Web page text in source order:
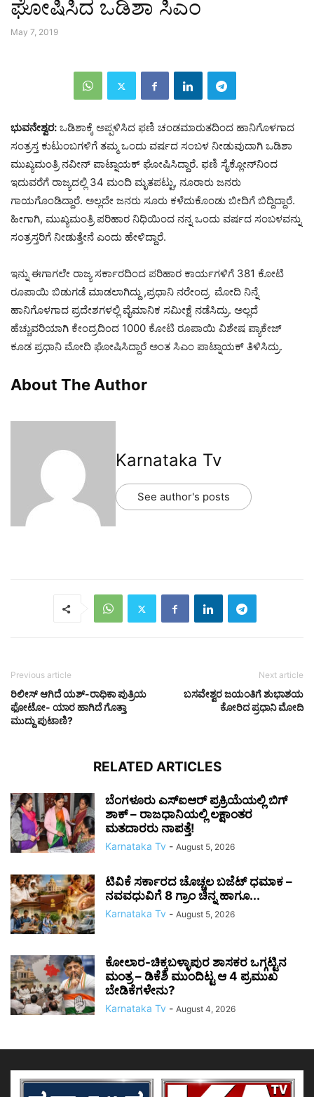
ಘೋಷಿಸಿದ ಒಡಿಶಾ ಸಿಎಂ
May 7, 2019
ಭುವನೇಶ್ವರ: ಒಡಿಶಾಕ್ಕೆ ಅಪ್ಪಳಿಸಿದ ಫಣಿ ಚಂಡಮಾರುತದಿಂದ ಹಾನಿಗೊಳಗಾದ
ಸಂತ್ರಸ್ತ ಕುಟುಂಬಗಳಿಗೆ ತಮ್ಮ ಒಂದು ವರ್ಷದ ಸಂಬಳ ನೀಡುವುದಾಗಿ ಒಡಿಶಾ
ಮುಖ್ಯಮಂತ್ರಿ ನವೀನ್ ಪಾಟ್ನಾಯಕ್ ಘೋಷಿಸಿದ್ದಾರೆ. ಫಣಿ ಸೈಕ್ಲೋನ್​ನಿಂದ
ಇದುವರೆಗೆ ರಾಜ್ಯದಲ್ಲಿ 34 ಮಂದಿ ಮೃತಪಟ್ಟು, ನೂರಾರು ಜನರು
ಗಾಯಗೊಂಡಿದ್ದಾರೆ. ಅಲ್ಲದೇ ಜನರು ಸೂರು ಕಳೆದುಕೊಂಡು ಬೀದಿಗೆ ಬಿದ್ದಿದ್ದಾರೆ.
ಹೀಗಾಗಿ, ಮುಖ್ಯಮಂತ್ರಿ ಪರಿಹಾರ ನಿಧಿಯಿಂದ ನನ್ನ ಒಂದು ವರ್ಷದ ಸಂಬಳವನ್ನು
ಸಂತ್ರಸ್ತರಿಗೆ ನೀಡುತ್ತೇನೆ ಎಂದು ಹೇಳಿದ್ದಾರೆ.
ಇನ್ನು ಈಗಾಗಲೇ ರಾಜ್ಯ ಸರ್ಕಾರದಿಂದ ಪರಿಹಾರ ಕಾರ್ಯಗಳಿಗೆ 381 ಕೋಟಿ
ರೂಪಾಯಿ ಬಿಡುಗಡೆ ಮಾಡಲಾಗಿದ್ದು ,ಪ್ರಧಾನಿ ನರೇಂದ್ರ ಮೋದಿ ನಿನ್ನೆ
ಹಾನಿಗೊಳಗಾದ ಪ್ರದೇಶಗಳಲ್ಲಿ ವೈಮಾನಿಕ ಸಮೀಕ್ಷೆ ನಡೆಸಿದ್ರು. ಅಲ್ಲದೆ
ಹೆಚ್ಚುವರಿಯಾಗಿ ಕೇಂದ್ರದಿಂದ 1000 ಕೋಟಿ ರೂಪಾಯಿ ವಿಶೇಷ ಪ್ಯಾಕೇಜ್​
ಕೂಡ ಪ್ರಧಾನಿ ಮೋದಿ ಘೋಷಿಸಿದ್ದಾರೆ ಅಂತ ಸಿಎಂ ಪಾಟ್ನಾಯಕ್ ತಿಳಿಸಿದ್ರು.
About The Author
Karnataka Tv
See author's posts
Previous article
ರಿಲೀಸ್ ಆಗಿದೆ ಯಶ್-ರಾಧಿಕಾ ಪುತ್ರಿಯ
ಫೋಟೋ- ಯಾರ ಹಾಗಿದೆ ಗೊತ್ತಾ
ಮುದ್ದು ಪುಟಾಣಿ?
Next article
ಬಸವೇಶ್ವರ ಜಯಂತಿಗೆ ಶುಭಾಶಯ
ಕೋರಿದ ಪ್ರಧಾನಿ ಮೋದಿ
RELATED ARTICLES
ಬೆಂಗಳೂರು ಎಸ್‌ಐಆರ್ ಪ್ರಕ್ರಿಯೆಯಲ್ಲಿ ಬಿಗ್
ಶಾಕ್ – ರಾಜಧಾನಿಯಲ್ಲಿ ಲಕ್ಷಾಂತರ
ಮತದಾರರು ನಾಪತ್ತೆ!
Karnataka Tv - August 5, 2026
ಟಿವಿಕೆ ಸರ್ಕಾರದ ಚೊಚ್ಚಲ ಬಜೆಟ್ ಧಮಾಕ –
ನವವಧುವಿಗೆ 8 ಗ್ರಾಂ ಚಿನ್ನ ಹಾಗೂ...
Karnataka Tv - August 5, 2026
ಕೋಲಾರ-ಚಿಕ್ಕಬಳ್ಳಾಪುರ ಶಾಸಕರ ಒಗ್ಗಟ್ಟಿನ
ಮಂತ್ರ – ಡಿಕೆಶಿ ಮುಂದಿಟ್ಟ ಆ 4 ಪ್ರಮುಖ
ಬೇಡಿಕೆಗಳೇನು?
Karnataka Tv - August 4, 2026